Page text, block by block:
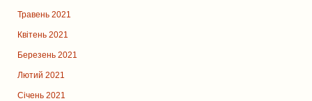
Травень 2021
Квітень 2021
Березень 2021
Лютий 2021
Січень 2021